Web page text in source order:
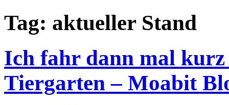
Tag: aktueller Stand
Ich fahr dann mal
Tiergarten – Moabit